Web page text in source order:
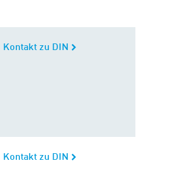
Kontakt zu DIN
Kontakt zu DIN